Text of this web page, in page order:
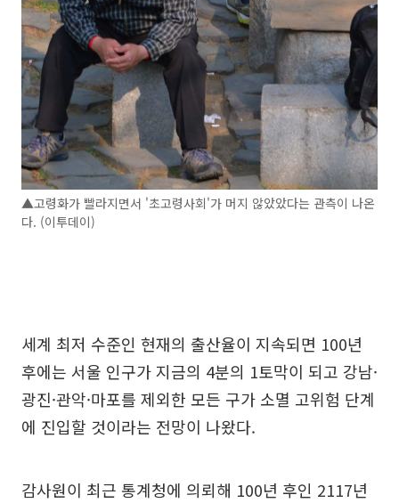
▲고령화가 빨라지면서 '초고령사회'가 머지 않았았다는 관측이 나온
다. (이투데이)
세계 최저 수준인 현재의 출산율이 지속되면 100년
후에는 서울 인구가 지금의 4분의 1토막이 되고 강남·
광진·관악·마포를 제외한 모든 구가 소멸 고위험 단계
에 진입할 것이라는 전망이 나왔다.
감사원이 최근 통계청에 의뢰해 100년 후인 2117년